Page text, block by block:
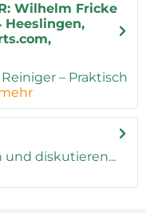
Wilhelm Fricke
Heeslingen,
– Praktisch
und diskutieren...